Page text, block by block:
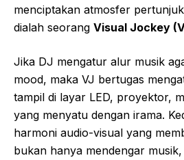
menciptakan atmosfer
dialah seorang Visual Jockey
Jika DJ mengatur alur musik
mood, maka VJ bertugas
tampil di layar LED, proyektor,
yang menyatu dengan irama.
harmoni audio-visual yang
bukan hanya mendengar